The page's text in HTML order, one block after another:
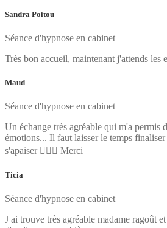
Sandra Poitou
Séance d'hypnose en cabinet
Très bon accueil, maintenant j'attends les
Maud
Séance d'hypnose en cabinet
Un échange très agréable qui m'a permis
émotions... Il faut laisser le temps
s'apaiser 🧘🏼‍♀️ Merci
Ticia
Séance d'hypnose en cabinet
J ai trouve très agréable madame ragoût